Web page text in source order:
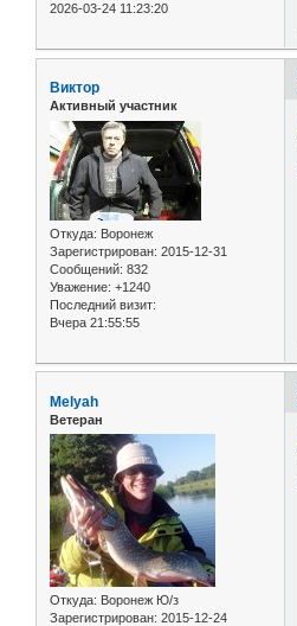
2026-03-24 11:23:20
Виктор
Активный участник
Откуда: Воронеж
Зарегистрирован: 2015-12-31
Сообщений: 832
Уважение: +1240
Последний визит:
Вчера 21:55:55
Melyah
Ветеран
Откуда: Воронеж Ю/з
Зарегистрирован: 2015-12-24